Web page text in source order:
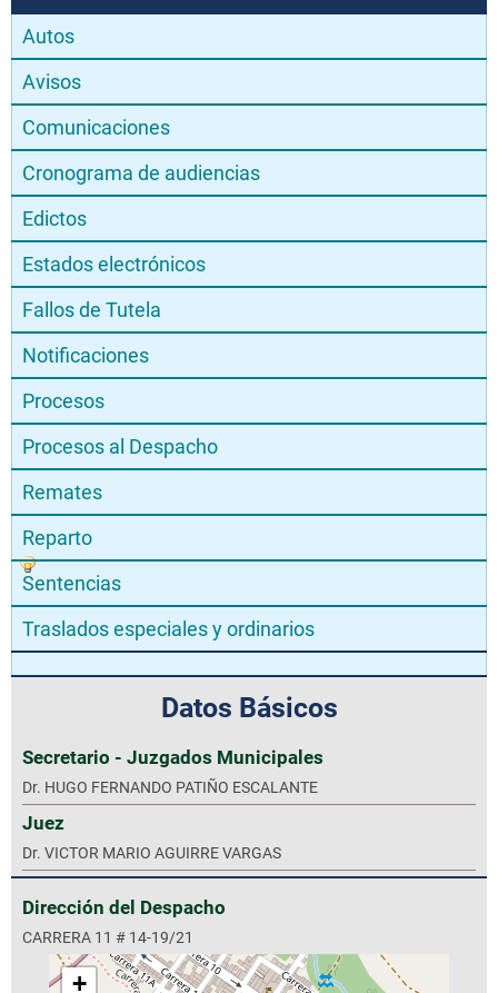
Autos
Avisos
Comunicaciones
Cronograma de audiencias
Edictos
Estados electrónicos
Fallos de Tutela
Notificaciones
Procesos
Procesos al Despacho
Remates
Reparto
Sentencias
Traslados especiales y ordinarios
Datos Básicos
Secretario - Juzgados Municipales
Dr. HUGO FERNANDO PATIÑO ESCALANTE
Juez
Dr. VICTOR MARIO AGUIRRE VARGAS
Dirección del Despacho
CARRERA 11 # 14-19/21
+